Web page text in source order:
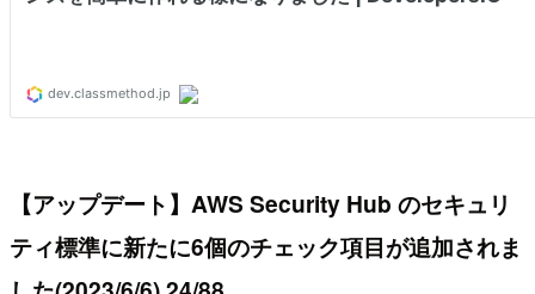
【アップデート】AWS Security Hub のセキュリ
ティ標準に新たに6個のチェック項目が追加されま